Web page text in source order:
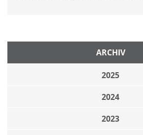
ARCHIV
2025
2024
2023